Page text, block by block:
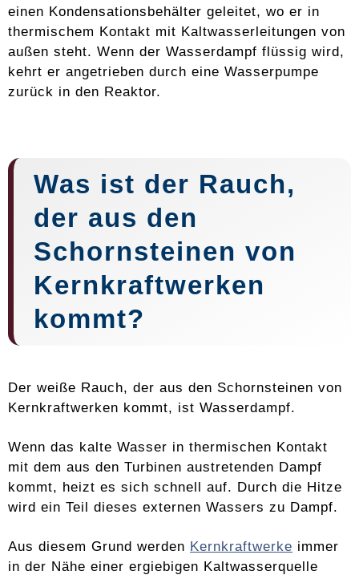
einen Kondensationsbehälter geleitet, wo er in
thermischem Kontakt mit Kaltwasserleitungen von
außen steht. Wenn der Wasserdampf flüssig wird,
kehrt er angetrieben durch eine Wasserpumpe
zurück in den Reaktor.
Was ist der Rauch,
der aus den
Schornsteinen von
Kernkraftwerken
kommt?
Der weiße Rauch, der aus den Schornsteinen von
Kernkraftwerken kommt, ist Wasserdampf.
Wenn das kalte Wasser in thermischen Kontakt
mit dem aus den Turbinen austretenden Dampf
kommt, heizt es sich schnell auf. Durch die Hitze
wird ein Teil dieses externen Wassers zu Dampf.
Aus diesem Grund werden Kernkraftwerke immer
in der Nähe einer ergiebigen Kaltwasserquelle